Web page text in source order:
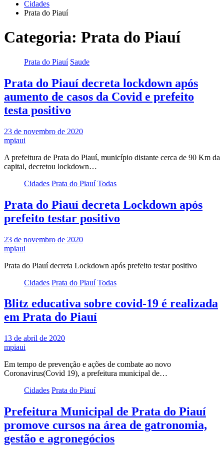
Cidades
Prata do Piauí
Categoria: Prata do Piauí
Prata do Piauí Saude
Prata do Piauí decreta lockdown após
aumento de casos da Covid e prefeito
testa positivo
23 de novembro de 2020
mpiaui
A prefeitura de Prata do Piauí, município distante cerca de 90 Km da
capital, decretou lockdown…
Cidades Prata do Piauí Todas
Prata do Piauí decreta Lockdown após
prefeito testar positivo
23 de novembro de 2020
mpiaui
Prata do Piauí decreta Lockdown após prefeito testar positivo
Cidades Prata do Piauí Todas
Blitz educativa sobre covid-19 é realizada
em Prata do Piauí
13 de abril de 2020
mpiaui
Em tempo de prevenção e ações de combate ao novo
Coronavirus(Covid 19), a prefeitura municipal de…
Cidades Prata do Piauí
Prefeitura Municipal de Prata do Piauí
promove cursos na área de gatronomia,
gestão e agronegócios